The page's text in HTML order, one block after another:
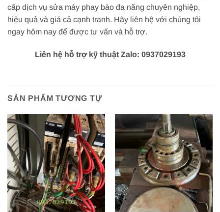
cấp dịch vụ sửa máy phay bào đa năng chuyên nghiệp,
hiệu quả và giá cả cạnh tranh. Hãy liên hệ với chúng tôi
ngay hôm nay để được tư vấn và hỗ trợ.
Liên hệ hỗ trợ kỹ thuật Zalo: 0937029193
SẢN PHẨM TƯƠNG TỰ